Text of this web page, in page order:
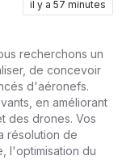
il y a 57 minutes
recherchons un
de concevoir
d'aéronefs.
en améliorant
des drones. Vos
résolution de
l'optimisation du